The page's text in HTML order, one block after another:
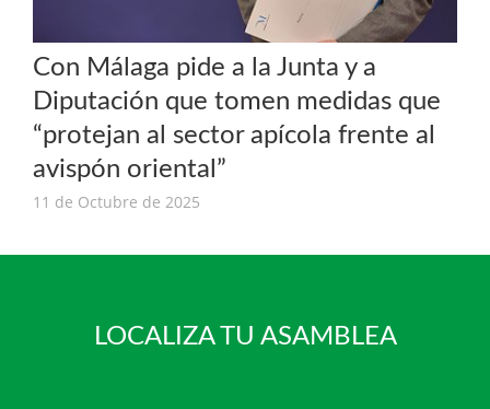
Con Málaga pide a la Junta y a
Diputación que tomen medidas que
“protejan al sector apícola frente al
avispón oriental”
11 de Octubre de 2025
LOCALIZA TU ASAMBLEA